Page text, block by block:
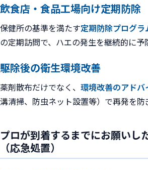
飲食店・食品工場向け定期防除
保健所の基準を満たす定期防除プログラ
の定期訪問で、ハエの発生を継続的に予
駆除後の衛生環境改善
薬剤散布だけでなく、 環境改善のアドバ
溝清掃、防虫ネット設置等）で再発を防
プロが到着するまでにお願いし
（応急処置）